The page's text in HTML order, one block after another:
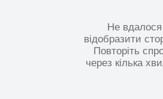
Не вдалося
відобразити
Повторіть
через кілька